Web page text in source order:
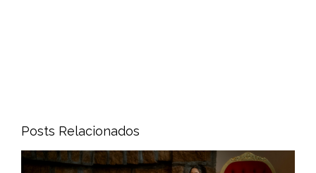
Posts Relacionados